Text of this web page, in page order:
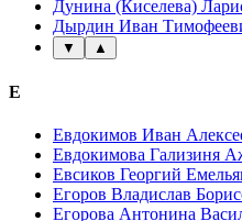
Дунина (Киселева)
Дырдин Иван
▼ ▲
Е
Евдокимов Иван
Евдокимова Гализиня
Евсиков Георгий
Егоров Владислав
Егорова Антонина